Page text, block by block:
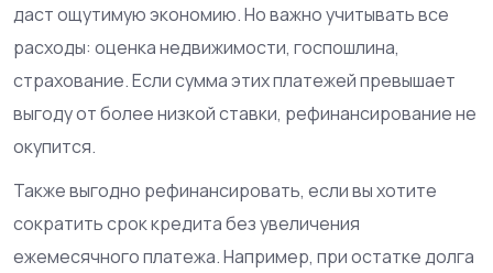
даст ощутимую экономию. Но важно учитывать все
расходы: оценка недвижимости, госпошлина,
страхование. Если сумма этих платежей превышает
выгоду от более низкой ставки, рефинансирование не
окупится.
Также выгодно рефинансировать, если вы хотите
сократить срок кредита без увеличения
ежемесячного платежа. Например, при остатке долга